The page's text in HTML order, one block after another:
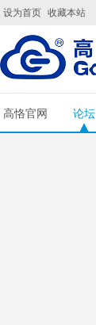
设为首页 收藏本站
高恪官网 论坛